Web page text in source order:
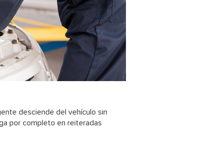
desciende del vehículo sin
por completo en reiteradas